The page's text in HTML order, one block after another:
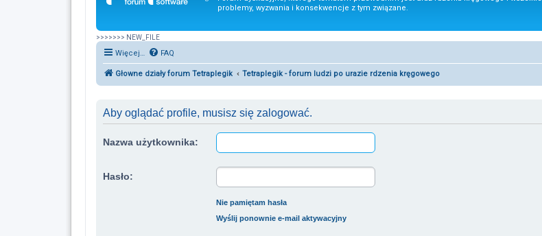
problemy, wyzwania i konsekwencje z tym związane.
>>>>>>> NEW_FILE
Więcej… FAQ
Głowne działy forum Tetraplegik Tetraplegik - forum ludzi po urazie rdzenia kręgowego
Aby oglądać profile, musisz się zalogować.
Nazwa użytkownika:
Hasło:
Nie pamiętam hasła
Wyślij ponownie e-mail aktywacyjny